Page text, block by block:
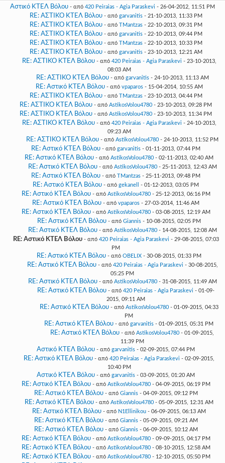
Αστικό ΚΤΕΛ Βόλου - από 420 Peiraias - Agia Paraskevi - 26-04-2012, 11:51 PM
RE: ΑΣΤΙΚΟ ΚΤΕΛ Βόλου - από garvanitis- 21-10-2013, 11:33 PM
RE: ΑΣΤΙΚΟ ΚΤΕΛ Βόλου - από TMantzas- 22-10-2013, 09:31 PM
RE: ΑΣΤΙΚΟ ΚΤΕΛ Βόλου - από garvanitis- 22-10-2013, 09:44 PM
RE: ΑΣΤΙΚΟ ΚΤΕΛ Βόλου - από TMantzas- 22-10-2013, 10:33 PM
RE: ΑΣΤΙΚΟ ΚΤΕΛ Βόλου - από garvanitis- 23-10-2013, 12:21 AM
RE: ΑΣΤΙΚΟ ΚΤΕΛ Βόλου - από 420 Peiraias - Agia Paraskevi - 23-10-2013,
08:03 AM
RE: ΑΣΤΙΚΟ ΚΤΕΛ Βόλου - από garvanitis- 24-10-2013, 11:13 AM
RE: Αστικό ΚΤΕΛ Βόλου - από vpaparos- 15-04-2014, 10:55 AM
RE: ΑΣΤΙΚΟ ΚΤΕΛ Βόλου - από TMantzas- 23-10-2013, 04:44 PM
RE: ΑΣΤΙΚΟ ΚΤΕΛ Βόλου - από AstikosVolou4780 - 23-10-2013, 09:28 PM
RE: ΑΣΤΙΚΟ ΚΤΕΛ Βόλου - από AstikosVolou4780 - 23-10-2013, 11:34 PM
RE: ΑΣΤΙΚΟ ΚΤΕΛ Βόλου - από 420 Peiraias - Agia Paraskevi - 24-10-2013,
09:23 AM
RE: ΑΣΤΙΚΟ ΚΤΕΛ Βόλου - από AstikosVolou4780 - 24-10-2013, 11:52 PM
RE: Αστικό ΚΤΕΛ Βόλου - από garvanitis - 01-11-2013, 07:44 PM
RE: Αστικό ΚΤΕΛ Βόλου - από AstikosVolou4780 - 02-11-2013, 02:40 AM
RE: Αστικό ΚΤΕΛ Βόλου - από AstikosVolou4780- 25-11-2013, 12:43 AM
RE: Αστικό ΚΤΕΛ Βόλου - από TMantzas - 25-11-2013, 09:48 PM
RE: Αστικό ΚΤΕΛ Βόλου - από gekanell - 01-12-2013, 03:05 PM
RE: Αστικό ΚΤΕΛ Βόλου - από AstikosVolou4780- 25-12-2013, 06:16 PM
RE: Αστικό ΚΤΕΛ Βόλου - από vpaparos - 27-03-2014, 11:46 AM
RE: Αστικό ΚΤΕΛ Βόλου - από AstikosVolou4780- 03-08-2015, 12:19 AM
RE: Αστικό ΚΤΕΛ Βόλου - από Giannis - 10-08-2015, 02:05 PM
RE: Αστικό ΚΤΕΛ Βόλου - από AstikosVolou4780- 14-08-2015, 12:08 AM
RE: Αστικό ΚΤΕΛ Βόλου - από 420 Peiraias - Agia Paraskevi - 29-08-2015, 07:03
PM
RE: Αστικό ΚΤΕΛ Βόλου - από OBELIX - 30-08-2015, 01:33 PM
RE: Αστικό ΚΤΕΛ Βόλου - από 420 Peiraias - Agia Paraskevi - 30-08-2015,
05:25 PM
RE: Αστικό ΚΤΕΛ Βόλου - από AstikosVolou4780- 31-08-2015, 11:49 AM
RE: Αστικό ΚΤΕΛ Βόλου - από 420 Peiraias - Agia Paraskevi - 01-09-
2015, 09:11 AM
RE: Αστικό ΚΤΕΛ Βόλου - από AstikosVolou4780- 01-09-2015, 04:33
PM
RE: Αστικό ΚΤΕΛ Βόλου - από garvanitis - 01-09-2015, 05:31 PM
RE: Αστικό ΚΤΕΛ Βόλου - από AstikosVolou4780 - 01-09-2015,
11:39 PM
Αστικό ΚΤΕΛ Βόλου - από garvanitis - 02-09-2015, 07:44 PM
RE: Αστικό ΚΤΕΛ Βόλου - από 420 Peiraias - Agia Paraskevi - 02-09-2015,
10:40 PM
Αστικό ΚΤΕΛ Βόλου - από garvanitis - 03-09-2015, 01:20 AM
RE: Αστικό ΚΤΕΛ Βόλου - από AstikosVolou4780- 04-09-2015, 06:19 PM
RE: Αστικό ΚΤΕΛ Βόλου - από Giannis- 04-09-2015, 09:12 PM
RE: Αστικό ΚΤΕΛ Βόλου - από AstikosVolou4780 - 05-09-2015, 12:31 AM
RE: Αστικό ΚΤΕΛ Βόλου - από N1Ellinikou - 06-09-2015, 06:13 AM
RE: Αστικό ΚΤΕΛ Βόλου - από Giannis- 05-09-2015, 09:21 AM
RE: Αστικό ΚΤΕΛ Βόλου - από Giannis- 06-09-2015, 10:12 AM
RE: Αστικό ΚΤΕΛ Βόλου - από AstikosVolou4780- 09-09-2015, 04:17 PM
RE: Αστικό ΚΤΕΛ Βόλου - από AstikosVolou4780- 08-10-2015, 12:58 AM
RE: Αστικό ΚΤΕΛ Βόλου - από AstikosVolou4780- 12-10-2015, 05:50 PM